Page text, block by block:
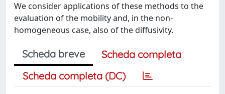
We consider applications of these methods to the
evaluation of the mobility and, in the non-
homogeneous case, also of the diffusivity.
Scheda breve
Scheda completa
Scheda completa (DC)